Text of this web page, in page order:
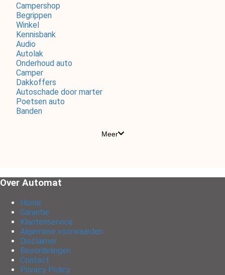
Campershop
Begrippen
Winkel
Kennisbank
Audio
Autolak
Onderhoud auto
Camper
Dakkoffers
Autoschade door marter
Poetsen auto
Banden
Meer
Over Automat
Home
Garantie
Klantenservice
Algemene voorwaarden
Disclaimer
Beoordelingen
Contact
Privacy Policy